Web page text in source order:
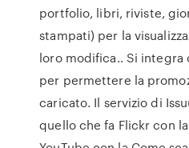
portfolio, libri, riviste,
stampati) per la
loro modifica.. Si
per permettere la
caricato. Il servizio di
quello che fa Flickr con